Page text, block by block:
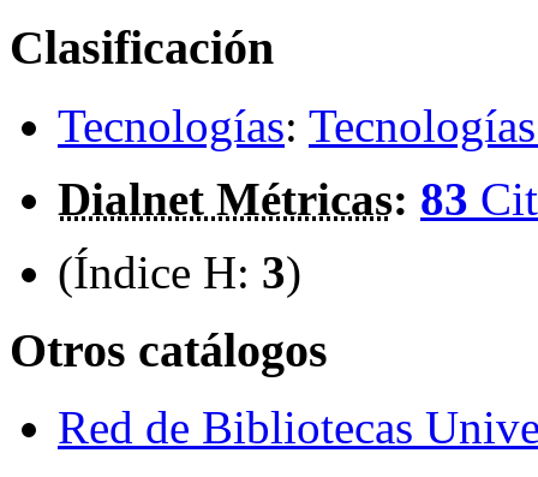
Clasificación
Tecnologías:
Dialnet Métricas: 83
(Índice H: 3)
Otros catálogos
Red de Bibliotecas